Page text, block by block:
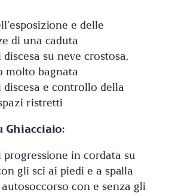
e delle
di una caduta
su neve crostosa,
molto bagnata
discesa e controllo della
ristretti
Ghiacciaio:
progressione in cordata su
gli sci ai piedi e a spalla
con e senza gli